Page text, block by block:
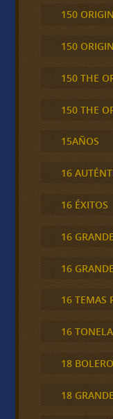
150
150
150 THE
150 THE
15AÑOS
16
16 ÉXITOS
16
16
16 TEMAS
16
18
18